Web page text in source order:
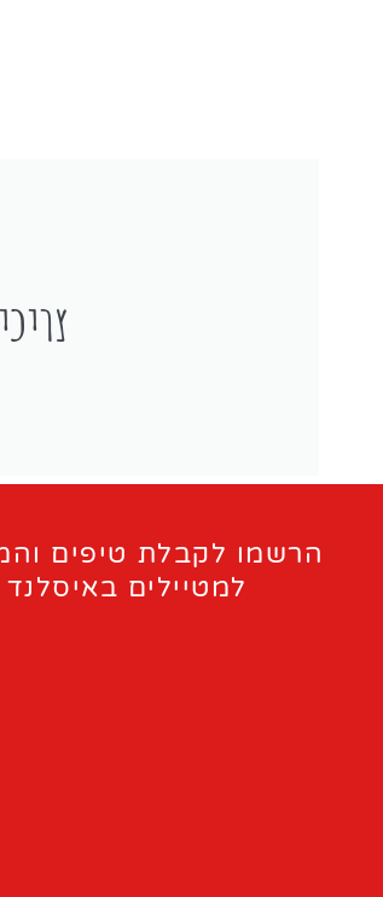
הרשמו לקבלת טיפים
למטיילים באיסלנד